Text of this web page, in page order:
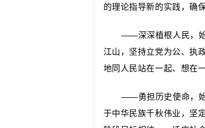
的理论指导新的实践，确
——深深植根人民，始
江山，坚持立党为公、执
地同人民站在一起、想在
——勇担历史使命，始
于中华民族千秋伟业，坚